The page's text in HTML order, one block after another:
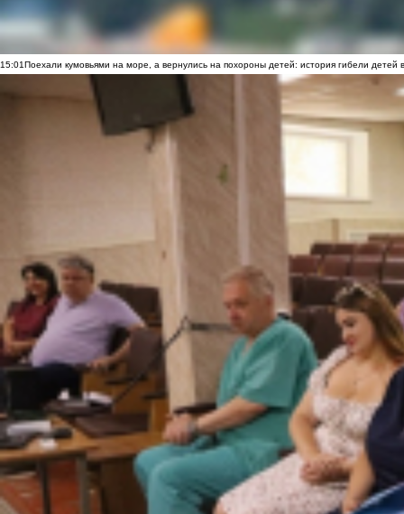
15:01Поехали кумовьями на море, а вернулись на похороны детей: история гибели детей